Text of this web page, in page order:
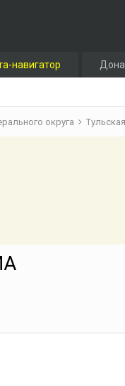
навигатор
округа